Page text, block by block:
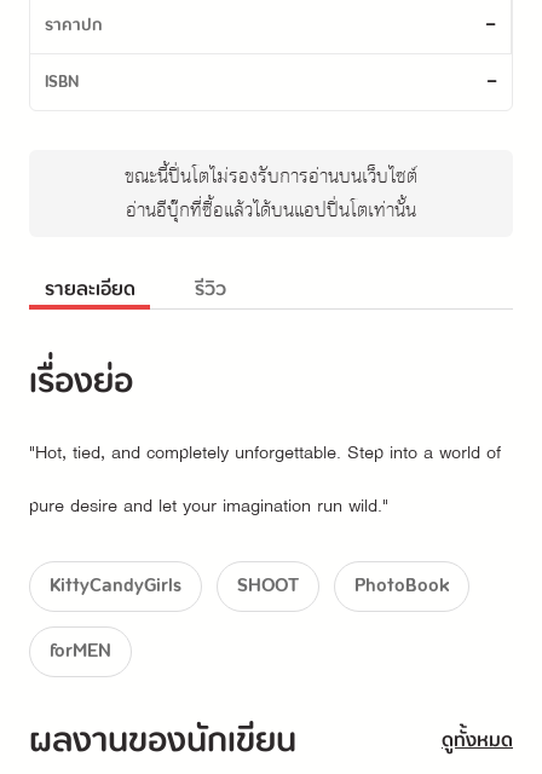
ราคาปก -
ISBN -
ขณะนี้ปิ่นโตไม่รองรับการอ่านบนเว็บไซต์
อ่านอีบุ๊กที่ซื้อแล้วได้บนแอปปิ่นโตเท่านั้น
รายละเอียด รีวิว
เรื่องย่อ
"Hot, tied, and completely unforgettable. Step into a world of
pure desire and let your imagination run wild."
KittyCandyGirls SHOOT
PhotoBook
forMEN
ผลงานของนักเขียน ดูทั้งหมด